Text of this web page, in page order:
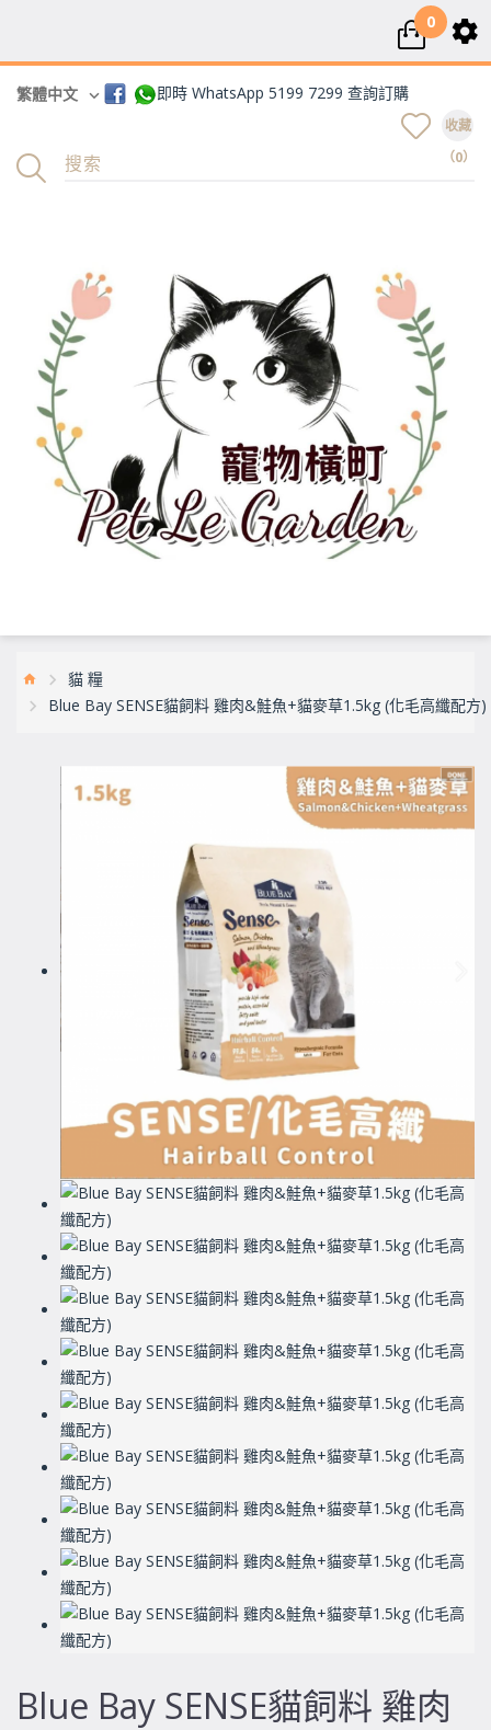
即時 WhatsApp 5199 7299 查詢訂購
繁體中文
0
收藏
（0）
貓 糧
Blue Bay SENSE貓飼料 雞肉&鮭魚+貓麥草1.5kg (化毛高纖配方)
Blue Bay SENSE貓飼料 雞肉